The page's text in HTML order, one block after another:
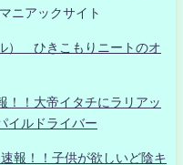
ニアックサイト
） ひきこもりニートのオ
！！大帝イタチにラリアッ
イルドライバー
報！！子供が欲しいど陰キ